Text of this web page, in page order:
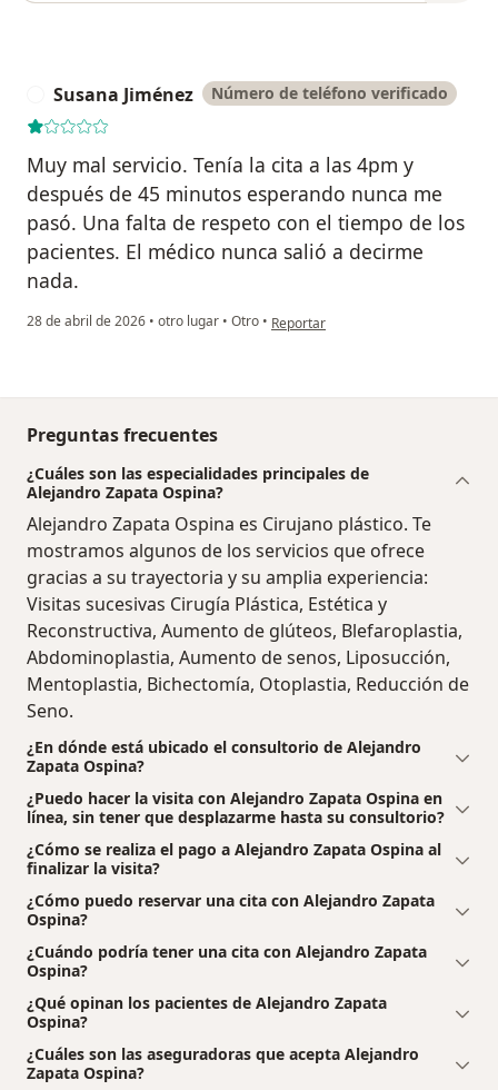
Susana Jiménez Número de teléfono verificado
Muy mal servicio. Tenía la cita a las 4pm y
después de 45 minutos esperando nunca me
pasó. Una falta de respeto con el tiempo de los
pacientes. El médico nunca salió a decirme
nada.
28 de abril de 2026 • otro lugar • Otro • en opinión del usuario Susana
Reportar
Preguntas frecuentes
¿Cuáles son las especialidades principales de
Alejandro Zapata Ospina?
Alejandro Zapata Ospina es Cirujano plástico. Te
mostramos algunos de los servicios que ofrece
gracias a su trayectoria y su amplia experiencia:
Visitas sucesivas Cirugía Plástica, Estética y
Reconstructiva, Aumento de glúteos, Blefaroplastia,
Abdominoplastia, Aumento de senos, Liposucción,
Mentoplastia, Bichectomía, Otoplastia, Reducción de
Seno.
¿En dónde está ubicado el consultorio de Alejandro
Zapata Ospina?
¿Puedo hacer la visita con Alejandro Zapata Ospina en
línea, sin tener que desplazarme hasta su consultorio?
¿Cómo se realiza el pago a Alejandro Zapata Ospina al
finalizar la visita?
¿Cómo puedo reservar una cita con Alejandro Zapata
Ospina?
¿Cuándo podría tener una cita con Alejandro Zapata
Ospina?
¿Qué opinan los pacientes de Alejandro Zapata
Ospina?
¿Cuáles son las aseguradoras que acepta Alejandro
Zapata Ospina?